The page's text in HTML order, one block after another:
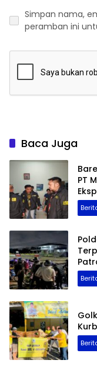
Simpan nama,
peramban ini
Baca Juga
PT